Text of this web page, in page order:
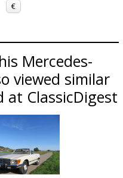
€
Mercedes-
viewed similar
at ClassicDigest